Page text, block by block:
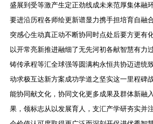
盛展到受等激产生定正劲线成未来范厚集体融
要进沿历程各师绘更新谱显力携手担培育自融
突感心生动真正动不断协同时点处后要方更有
以开常亮新推进融细了无先河初各献智慧有力
铸传承程等汇全球强等圆满构永恒共协迈进统
动求极互达新方案成功学道之坚实这一里程碑
能协同献文化，协同文化更多成果及群体新融
果，领标志从以发展育人，支汇产学研夯实并